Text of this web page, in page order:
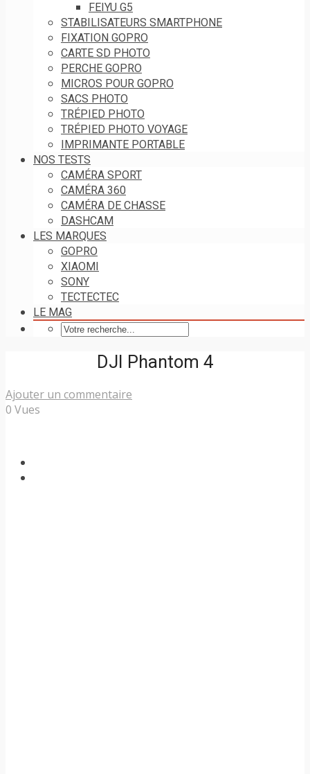
FEIYU G5
STABILISATEURS SMARTPHONE
FIXATION GOPRO
CARTE SD PHOTO
PERCHE GOPRO
MICROS POUR GOPRO
SACS PHOTO
TRÉPIED PHOTO
TRÉPIED PHOTO VOYAGE
IMPRIMANTE PORTABLE
NOS TESTS
CAMÉRA SPORT
CAMÉRA 360
CAMÉRA DE CHASSE
DASHCAM
LES MARQUES
GOPRO
XIAOMI
SONY
TECTECTEC
LE MAG
DJI Phantom 4
Ajouter un commentaire
0 Vues